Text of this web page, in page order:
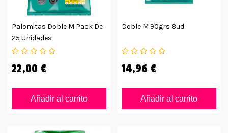
Palomitas Doble M Pack De
25 Unidades
22,00 €
Añadir al carrito
Doble M 90grs 8ud
14,96 €
Añadir al carrito